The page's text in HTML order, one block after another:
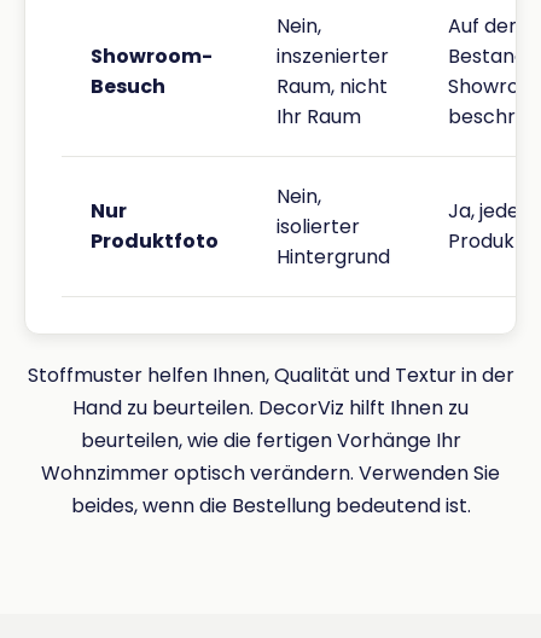
Showroom-
Besuch
Nein,
inszenierter
Raum, nicht
Ihr Raum
Auf den
Bestand
Nur
Produktfoto
Nein,
isolierter
Hintergrund
Ja, jede
Stoffmuster helfen Ihnen, Qualität und Textur in der
Hand zu beurteilen. DecorViz hilft Ihnen zu
beurteilen, wie die fertigen Vorhänge Ihr
Wohnzimmer optisch verändern. Verwenden Sie
beides, wenn die Bestellung bedeutend ist.